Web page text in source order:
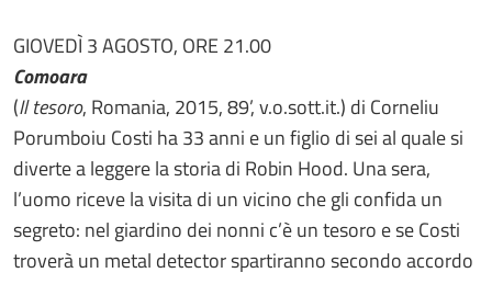
GIOVEDÌ 3 AGOSTO, ORE 21.00
Comoara
(Il tesoro, Romania, 2015, 89’, v.o.sott.it.) di Corneliu
Porumboiu Costi ha 33 anni e un figlio di sei al quale si
diverte a leggere la storia di Robin Hood. Una sera,
l’uomo riceve la visita di un vicino che gli confida un
segreto: nel giardino dei nonni c’è un tesoro e se Costi
troverà un metal detector spartiranno secondo accordo